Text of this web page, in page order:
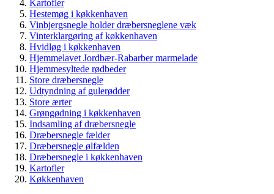
Kartofler
Hestemøg i køkkenhaven
Vinbjergsnegle holder dræbersneglene væk
Vinterklargøring af køkkenhaven
Hvidløg i køkkenhaven
Hjemmelavet Jordbær-Rabarber marmelade
Hjemmesyltede rødbeder
Store dræbersnegle
Udtyndning af gulerødder
Store ærter
Grøngødning i køkkenhaven
Indsamling af dræbersnegle
Dræbersnegle fælder
Dræbersnegle ølfælden
Dræbersnegle i køkkenhaven
Kartofler
Køkkenhaven